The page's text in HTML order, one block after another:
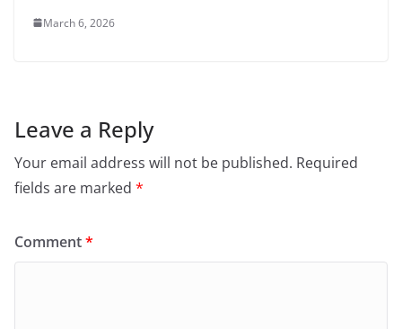
March 6, 2026
Leave a Reply
Your email address will not be published. Required
fields are marked *
Comment*